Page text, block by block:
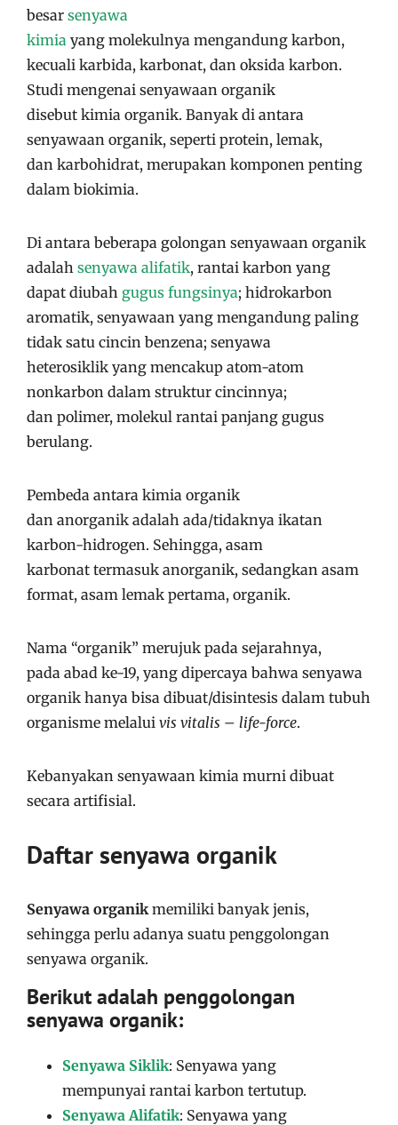
besar senyawa
kimia yang molekulnya mengandung karbon,
kecuali karbida, karbonat, dan oksida karbon.
Studi mengenai senyawaan organik
disebut kimia organik. Banyak di antara
senyawaan organik, seperti protein, lemak,
dan karbohidrat, merupakan komponen penting
dalam biokimia.
Di antara beberapa golongan senyawaan organik
adalah senyawa alifatik, rantai karbon yang
dapat diubah gugus fungsinya; hidrokarbon
aromatik, senyawaan yang mengandung paling
tidak satu cincin benzena; senyawa
heterosiklik yang mencakup atom-atom
nonkarbon dalam struktur cincinnya;
dan polimer, molekul rantai panjang gugus
berulang.
Pembeda antara kimia organik
dan anorganik adalah ada/tidaknya ikatan
karbon-hidrogen. Sehingga, asam
karbonat termasuk anorganik, sedangkan asam
format, asam lemak pertama, organik.
Nama “organik” merujuk pada sejarahnya,
pada abad ke-19, yang dipercaya bahwa senyawa
organik hanya bisa dibuat/disintesis dalam tubuh
organisme melalui vis vitalis – life-force.
Kebanyakan senyawaan kimia murni dibuat
secara artifisial.
Daftar senyawa organik
Senyawa organik memiliki banyak jenis,
sehingga perlu adanya suatu penggolongan
senyawa organik.
Berikut adalah penggolongan
senyawa organik:
Senyawa Siklik: Senyawa yang
mempunyai rantai karbon tertutup.
Senyawa Alifatik: Senyawa yang